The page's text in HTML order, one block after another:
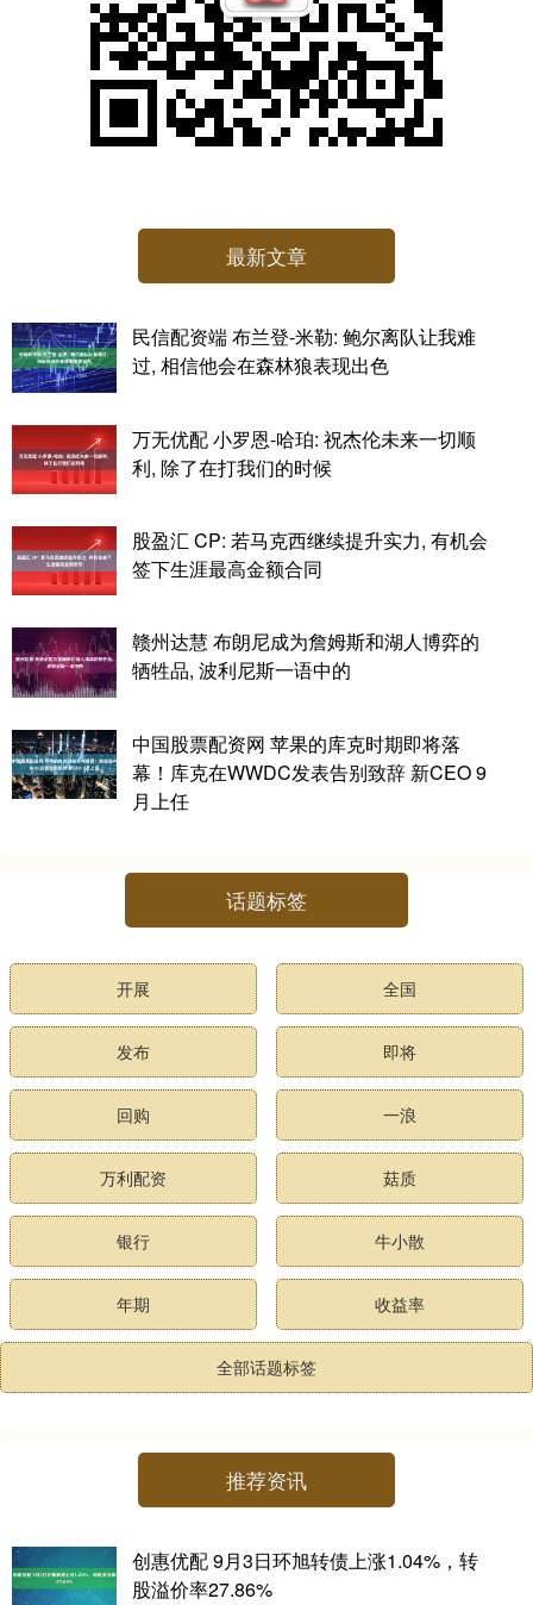
最新文章
民信配资端 布兰登-米勒: 鲍尔离队让我难
过, 相信他会在森林狼表现出色
万无优配 小罗恩-哈珀: 祝杰伦未来一切顺
利, 除了在打我们的时候
股盈汇 CP: 若马克西继续提升实力, 有机会
签下生涯最高金额合同
赣州达慧 布朗尼成为詹姆斯和湖人博弈的
牺牲品, 波利尼斯一语中的
中国股票配资网 苹果的库克时期即将落
幕！库克在WWDC发表告别致辞 新CEO 9
月上任
话题标签
开展 全国
发布 即将
回购 一浪
万利配资 菇质
银行 牛小散
年期 收益率
全部话题标签
推荐资讯
创惠优配 9月3日环旭转债上涨1.04%，转
股溢价率27.86%